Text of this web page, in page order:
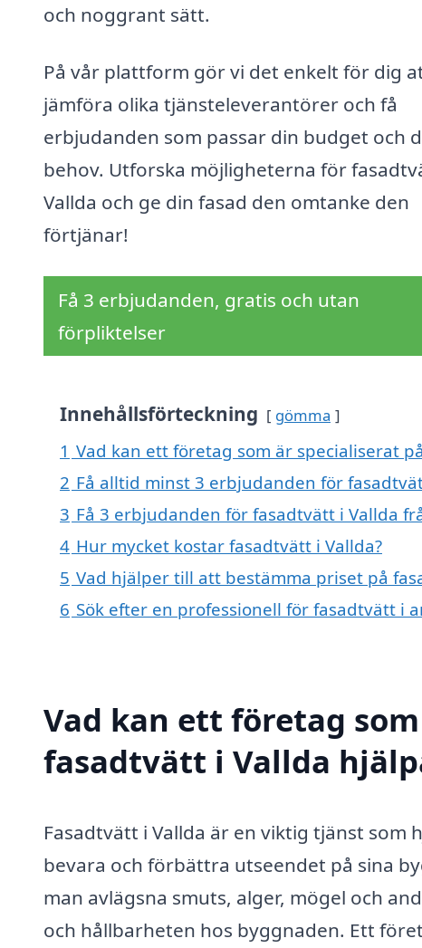
och noggrant sätt.
På vår plattform gör vi det enkelt för dig
jämföra olika tjänsteleverantörer och få
erbjudanden som passar din budget och
behov. Utforska möjligheterna för
Vallda och ge din fasad den omtanke den
förtjänar!
Få 3 erbjudanden, gratis och utan
förpliktelser
Innehållsförteckning gömma
1 Vad kan ett företag som är specialiserat
2 Få alltid minst 3 erbjudanden för
3 Få 3 erbjudanden för fasadtvätt i Vallda
4 Hur mycket kostar fasadtvätt i Vallda?
5 Vad hjälper till att bestämma priset på
6 Sök efter en professionell för fasadtvätt i
Vad kan ett företag
fasadtvätt i Vallda
Fasadtvätt i Vallda är en viktig tjänst
bevara och förbättra utseendet på sina
man avlägsna smuts, alger, mögel och
och hållbarheten hos byggnaden. Ett